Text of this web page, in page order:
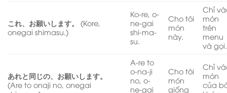
これ、お願いします。
(Kore,
onegai shimasu.)
Ko-re, o-
ne-gai
shi-ma-
su.
Cho tôi
món
này.
Chỉ
món
trên
menu
và gọi.
あれと同じの、お願いします。
(Are to onaji no, onegai
A-re to
o-na-ji
no, o-
ne-gai
Cho tôi
món
giống
Chỉ
món
của